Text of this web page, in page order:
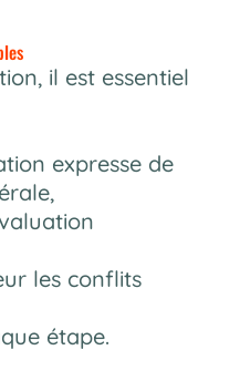
il est essentiel
expresse de
les conflits
étape.